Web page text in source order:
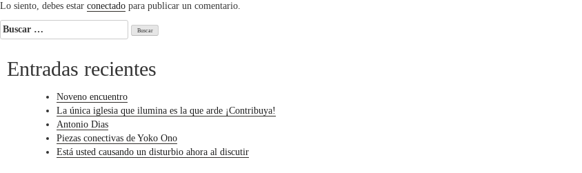
Lo siento, debes estar conectado para publicar un comentario.
Buscar:
Entradas recientes
Noveno encuentro
La única iglesia que ilumina es la que arde ¡Contribuya!
Antonio Dias
Piezas conectivas de Yoko Ono
Está usted causando un disturbio ahora al discutir